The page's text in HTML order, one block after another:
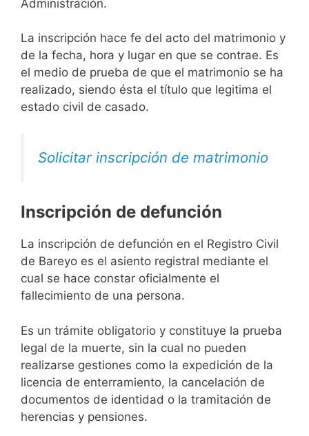
Administración.
La inscripción hace fe del acto del matrimonio y
de la fecha, hora y lugar en que se contrae. Es
el medio de prueba de que el matrimonio se ha
realizado, siendo ésta el título que legitima el
estado civil de casado.
Solicitar inscripción de matrimonio
Inscripción de defunción
La inscripción de defunción en el Registro Civil
de Bareyo es el asiento registral mediante el
cual se hace constar oficialmente el
fallecimiento de una persona.
Es un trámite obligatorio y constituye la prueba
legal de la muerte, sin la cual no pueden
realizarse gestiones como la expedición de la
licencia de enterramiento, la cancelación de
documentos de identidad o la tramitación de
herencias y pensiones.